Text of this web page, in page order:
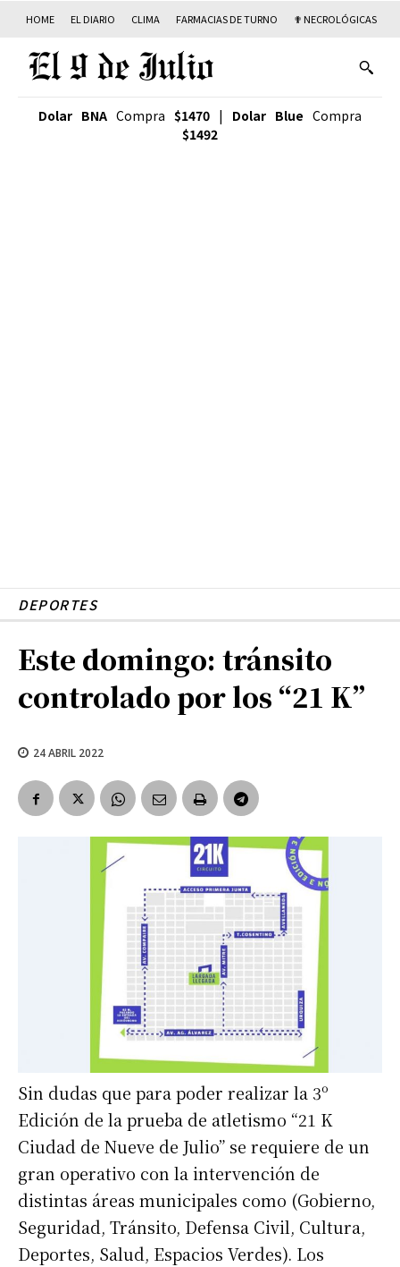
HOME EL DIARIO CLIMA FARMACIAS DE TURNO ✟ NECROLÓGICAS
Dolar BNA Compra $1470 | Dolar Blue Compra
$1492
DEPORTES
Este domingo: tránsito
controlado por los “21 K”
24 ABRIL 2022
Sin dudas que para poder realizar la 3º
Edición de la prueba de atletismo “21 K
Ciudad de Nueve de Julio” se requiere de un
gran operativo con la intervención de
distintas áreas municipales como (Gobierno,
Seguridad, Tránsito, Defensa Civil, Cultura,
Deportes, Salud, Espacios Verdes). Los